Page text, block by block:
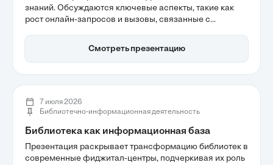
знаний. Обсуждаются ключевые аспекты, такие как
рост онлайн-запросов и вызовы, связанные с
контенту. Виртуальные читальные залы обеспечивают
доступ к уникальным научным ресурсам, что делает их
Смотреть презентацию
7 июля 2026
Библиотечно-информационная деятельность
Библиотека как информационная база
Презентация раскрывает трансформацию библиотек в
современные фиджитал-центры, подчеркивая их роль